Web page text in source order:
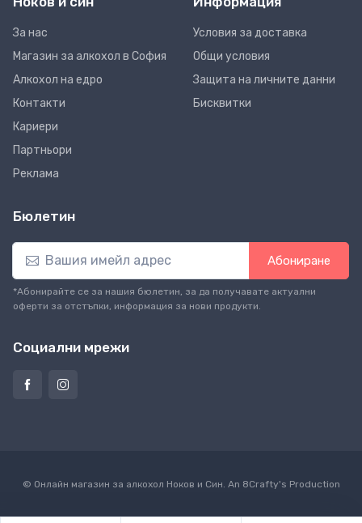
За нас
Магазин за алкохол в София
Алкохол на едро
Контакти
Кариери
Партньори
Реклама
Условия за доставка
Общи условия
Защита на личните данни
Бисквитки
Бюлетин
Абониране
*Абонирайте се за нашия бюлетин, за да получавате актуални
оферти за отстъпки, информация за нови продукти.
Социални мрежи
© Онлайн магазин за алкохол Ноков и Син. An 8Crafty's Production